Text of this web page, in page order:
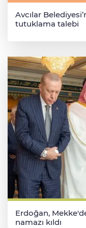
Avcılar
tutuklama talebi
Erdoğan,
namazı kıldı